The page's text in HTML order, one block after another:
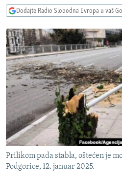
pretragu
INFOGRAFIKE
RAT U UKRAJINI
KINA NA BALKANU
RSE PRIČE IZ SVIJETA
ISPRIČAJ MI
DNEVNO@RSE
SPECIJALI RSE
VIŠE OD NASLOVA
GENOCID U SREBRENICI
POPLAVE I KLIZIŠTA U BIH 2024.
PRATITE NAS
Dodajte Radio Slobodna Evropa u vaš
Prilikom pada stabla, oštećen je
Podgorice, 12. januar 2025.